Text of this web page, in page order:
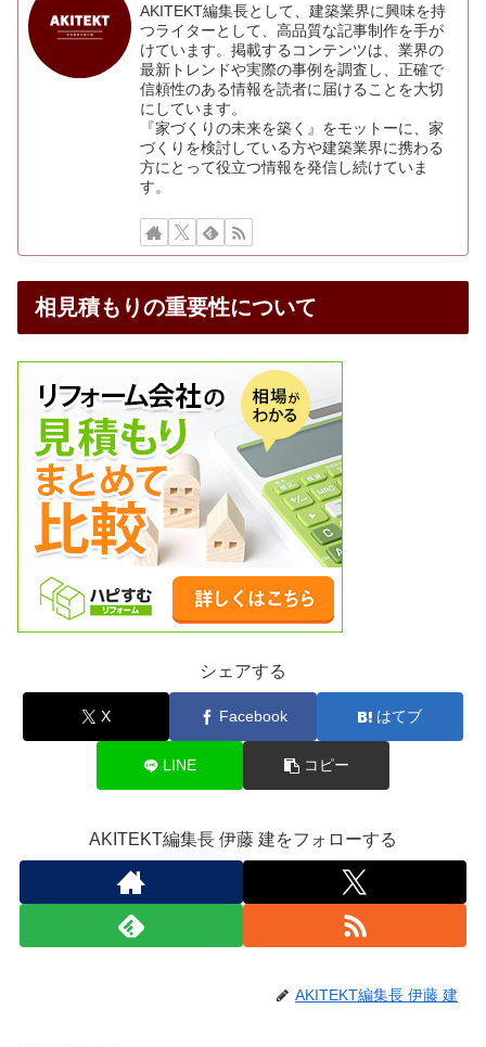
AKITEKT編集長として、建築業界に興味を持
つライターとして、高品質な記事制作を手が
けています。掲載するコンテンツは、業界の
最新トレンドや実際の事例を調査し、正確で
信頼性のある情報を読者に届けることを大切
にしています。
『家づくりの未来を築く』をモットーに、家
づくりを検討している方や建築業界に携わる
方にとって役立つ情報を発信し続けていま
す。
相見積もりの重要性について
シェアする
X Facebook はてブ
LINE コピー
AKITEKT編集長 伊藤 建をフォローする
AKITEKT編集長 伊藤 建